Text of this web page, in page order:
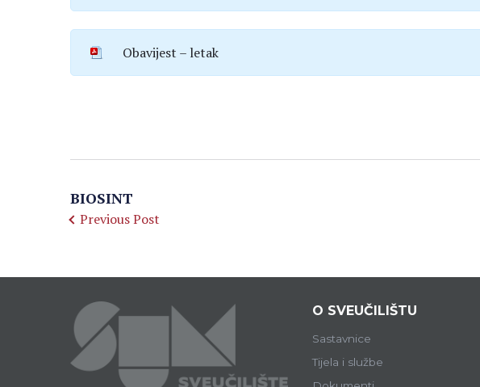
Obavijest – letak
BIOSINT
Previous Post
O SVEUČILIŠTU
Sastavnice
Tijela i službe